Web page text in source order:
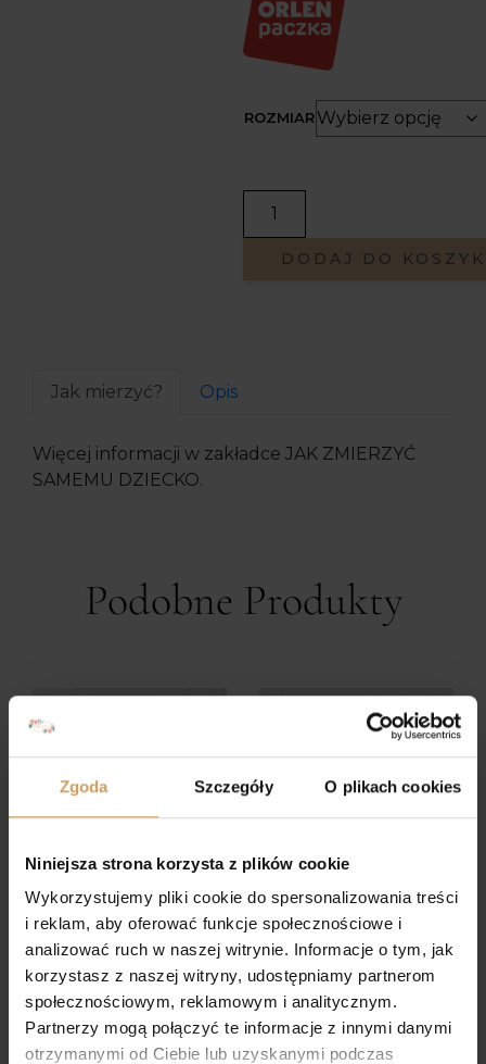
Zgoda Szczegóły O plikach cookies
Niniejsza strona korzysta z plików cookie
Wykorzystujemy pliki cookie do spersonalizowania treści
i reklam, aby oferować funkcje społecznościowe i
analizować ruch w naszej witrynie. Informacje o tym, jak
korzystasz z naszej witryny, udostępniamy partnerom
społecznościowym, reklamowym i analitycznym.
Partnerzy mogą połączyć te informacje z innymi danymi
otrzymanymi od Ciebie lub uzyskanymi podczas
ROZMIAR
DODAJ DO
Jak mierzyć? Opis
Więcej informacji w zakładce JAK ZMIERZYĆ
SAMEMU DZIECKO.
Podobne Produkty
Sukienka komunijna
Magda
365,00zł
Sukienka komunijna
Anna
890,00zł